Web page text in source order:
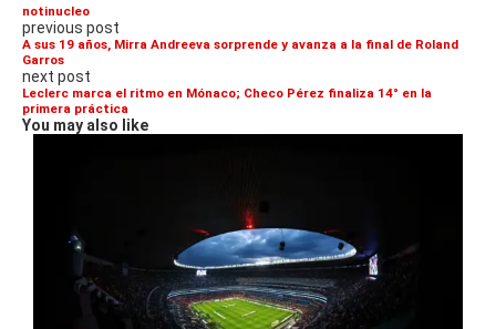
notinucleo
previous post
A sus 19 años, Mirra Andreeva sorprende y avanza a la final de Roland
Garros
next post
Leclerc marca el ritmo en Mónaco; Checo Pérez finaliza 14° en la
primera práctica
You may also like